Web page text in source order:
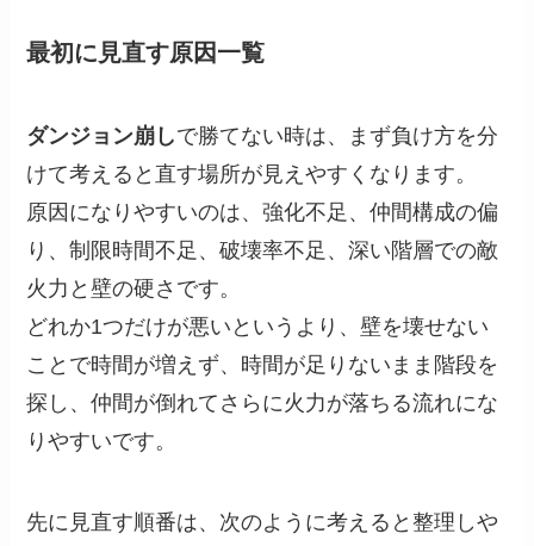
最初に見直す原因一覧
ダンジョン崩しで勝てない時は、まず負け方を分
けて考えると直す場所が見えやすくなります。
原因になりやすいのは、強化不足、仲間構成の偏
り、制限時間不足、破壊率不足、深い階層での敵
火力と壁の硬さです。
どれか1つだけが悪いというより、壁を壊せない
ことで時間が増えず、時間が足りないまま階段を
探し、仲間が倒れてさらに火力が落ちる流れにな
りやすいです。
先に見直す順番は、次のように考えると整理しや